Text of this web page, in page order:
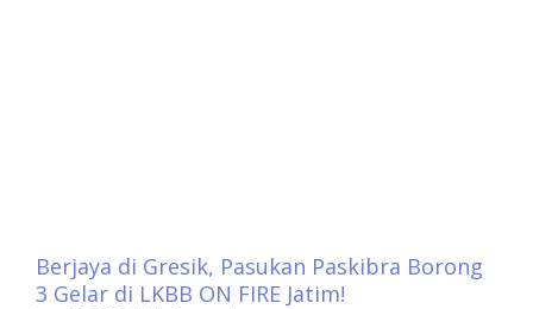
Berjaya di Gresik, Pasukan Paskibra Borong
3 Gelar di LKBB ON FIRE Jatim!